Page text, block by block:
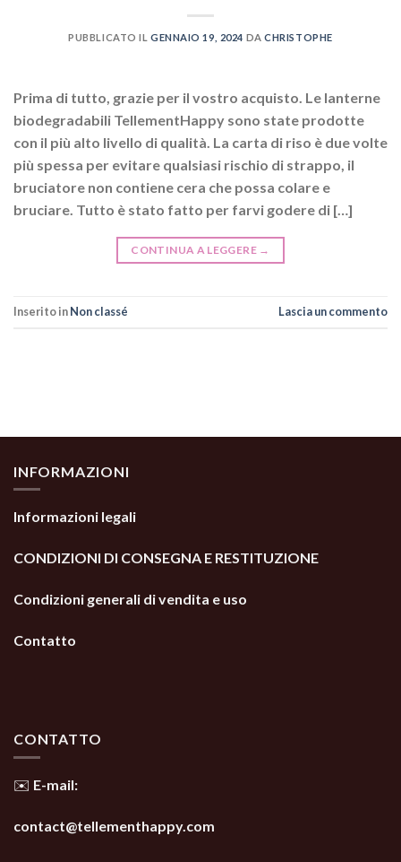
PUBBLICATO IL GENNAIO 19, 2024 DACHRISTOPHE
Prima di tutto, grazie per il vostro acquisto. Le lanterne
biodegradabili TellementHappy sono state prodotte
con il più alto livello di qualità. La carta di riso è due volte
più spessa per evitare qualsiasi rischio di strappo, il
bruciatore non contiene cera che possa colare e
bruciare. Tutto è stato fatto per farvi godere di […]
CONTINUA A LEGGERE →
Inserito inNon classé Lascia un commento
INFORMAZIONI
Informazioni legali
CONDIZIONI DI CONSEGNA E RESTITUZIONE
Condizioni generali di vendita e uso
Contatto
CONTATTO
✉️ E-mail:
contact@tellementhappy.com